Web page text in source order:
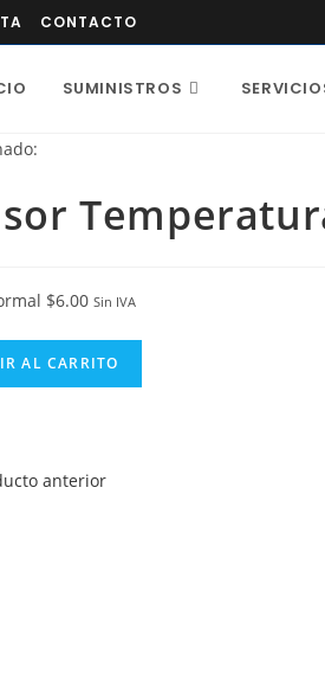
CONTACTO
SUMINISTROS
$6.00 Sin IVA
AL CARRITO
anterior